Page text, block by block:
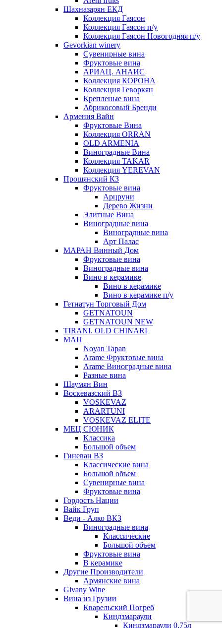
Шахназарян ЕКД
Коллекция Гаясон
Коллекция Гаясон п/у
Коллекция Гаясон Новогодняя п/у
Gevorkian winery
Сувенирные вина
Фруктовые вина
АРИАЦ. АНАИС
Коллекция КОРОНА
Коллекция Геворкян
Крепленые вина
Абрикосовый Бренди
Армения Вайн
Фруктовые Вина
Коллекция ORRAN
OLD ARMENIA
Виноградные Вина
Коллекция TAKAR
Коллекция YEREVAN
Прошянский КЗ
Фруктовые вина
Арцруни
Дерево Жизни
Элитные Вина
Виноградные вина
Виноградные вина
Арт Палас
МАРАН Винный Дом
Фруктовые вина
Виноградные вина
Вино в керамике
Вино в керамике
Вино в керамике п/у
Гетнатун Торговый Дом
GETNATOUN
GETNATOUN NEW
TIRANI. OLD CHINARI
МАП
Noyan Tapan
Arame Фруктовые вина
Arame Виноградные вина
Разные вина
Шаумян Вин
Воскевазский ВЗ
VOSKEVAZ
ARARTUNI
VOSKEVAZ ELITE
МЕЦ СЮНИК
Классика
Большой объем
Гиневан ВЗ
Классические вина
Большой объем
Сувенирные вина
Фруктовые вина
Гордость Нации
Вайк Груп
Веди - Алко ВКЗ
Виноградные вина
Классические
Большой объем
Фруктовые вина
В керамике
Другие Производители
Армянские вина
Givany Wine
Вина из Грузии
Кварельский Погреб
Киндзмараули
Киндзмараули 0,75л